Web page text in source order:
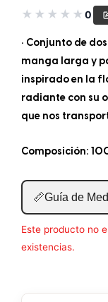
★ ★ ★ ★ ★0
• Conjunto de
manga larga y
inspirado en la
radiante con su
que nos
Composición:
📏Guía de
Este producto no
existencias.